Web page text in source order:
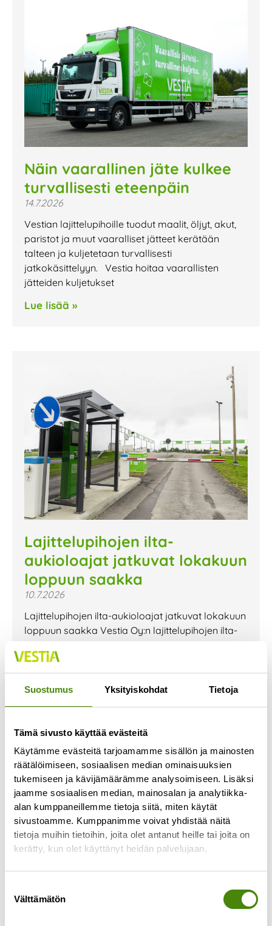
Suostumus Yksityiskohdat Tietoja
Tämä sivusto käyttää evästeitä
Käytämme evästeitä tarjoamamme sisällön ja mainosten
räätälöimiseen, sosiaalisen median ominaisuuksien
tukemiseen ja kävijämäärämme analysoimiseen. Lisäksi
jaamme sosiaalisen median, mainosalan ja analytiikka-
alan kumppaneillemme tietoja siitä, miten käytät
sivustoamme. Kumppanimme voivat yhdistää näitä
tietoja muihin tietoihin, joita olet antanut heille tai joita on
kerätty, kun olet käyttänyt heidän palvelujaan.
valinta
Välttämätön
Näin vaarallinen jäte kulkee
turvallisesti eteenpäin
14.7.2026
Vestian lajittelupihoille tuodut maalit, öljyt, akut,
paristot ja muut vaaralliset jätteet kerätään
talteen ja kuljetetaan turvallisesti
jatkokäsittelyyn. Vestia hoitaa vaarallisten
jätteiden kuljetukset
Lue lisää »
Lajittelupihojen ilta-
aukioloajat jatkuvat lokakuun
loppuun saakka
10.7.2026
Lajittelupihojen ilta-aukioloajat jatkuvat lokakuun
loppuun saakka Vestia Oy:n lajittelupihojen ilta-
Jokaisella lajittelupihalla pääsee vähintään
kerran viikossa
Lue lisää »